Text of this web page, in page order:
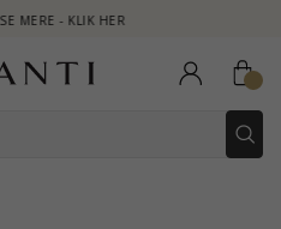
KLIK HER